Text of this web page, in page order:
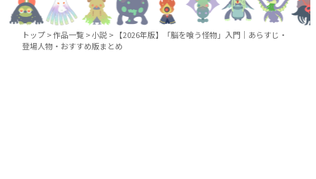
トップ>作品一覧>小説> 【2026年版】「脳を喰う怪物」入門｜あらすじ・
登場人物・おすすめ版まとめ